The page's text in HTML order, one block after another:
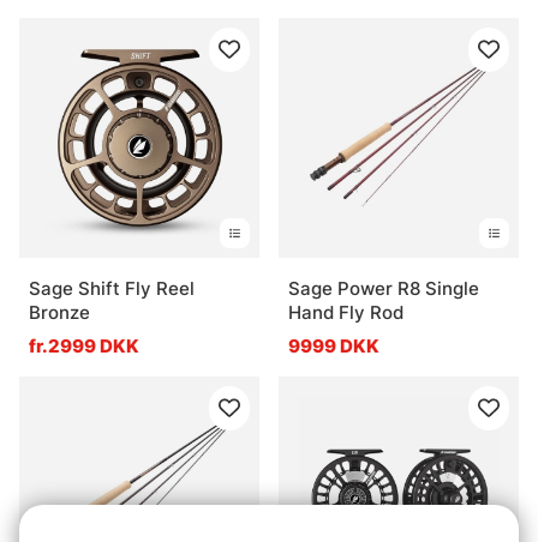
Sage Shift Fly Reel
Bronze
fr.2999 DKK
Sage Power R8 Single
Hand Fly Rod
9999 DKK